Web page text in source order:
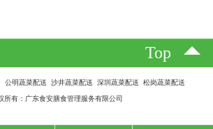
Top
公明蔬菜配送 沙井蔬菜配送 深圳蔬菜配送 松岗蔬菜配送
所有：广东食安膳食管理服务有限公司